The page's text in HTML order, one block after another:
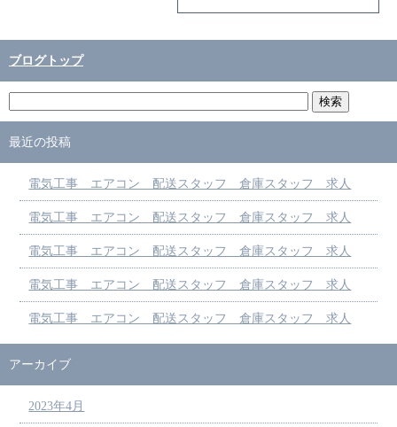
ブログトップ
最近の投稿
電気工事 エアコン 配送スタッフ 倉庫スタッフ 求人
電気工事 エアコン 配送スタッフ 倉庫スタッフ 求人
電気工事 エアコン 配送スタッフ 倉庫スタッフ 求人
電気工事 エアコン 配送スタッフ 倉庫スタッフ 求人
電気工事 エアコン 配送スタッフ 倉庫スタッフ 求人
アーカイブ
2023年4月